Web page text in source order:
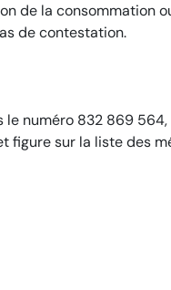
de la consommation
de contestation.
numéro 832 869
figure sur la liste des